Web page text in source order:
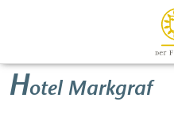
Hotel Markgraf